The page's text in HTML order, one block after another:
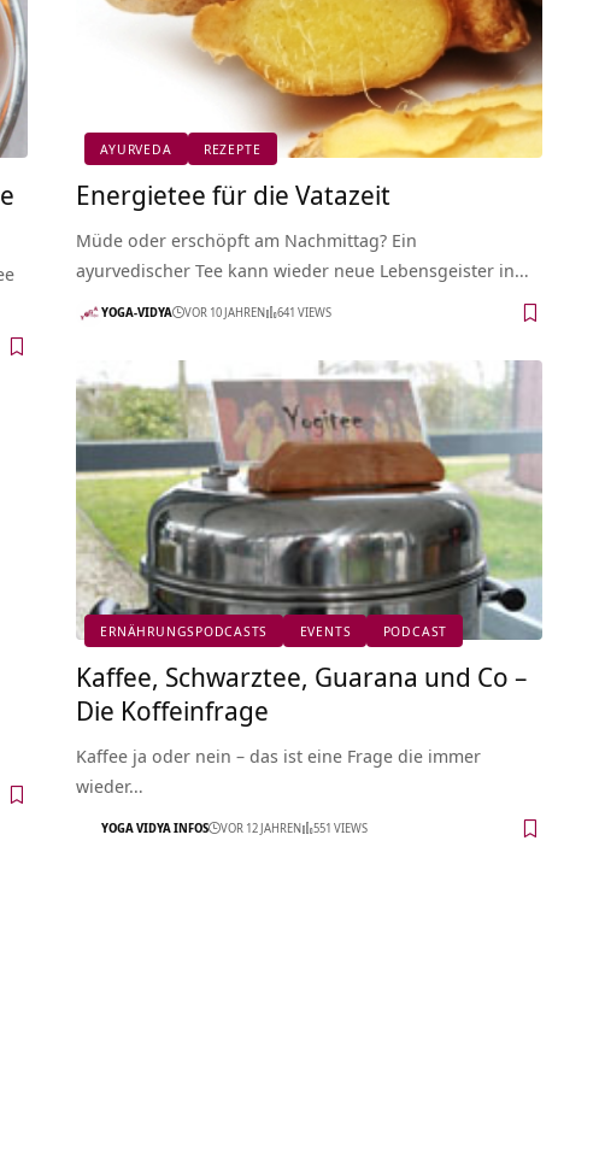
AYURVEDA REZEPTE
Energietee für die Vatazeit
Müde oder erschöpft am Nachmittag? Ein
ayurvedischer Tee kann wieder neue Lebensgeister in…
YOGA-VIDYA VOR 10 JAHREN 641 VIEWS
ERNÄHRUNGSPODCASTS EVENTS PODCAST
Kaffee, Schwarztee, Guarana und Co –
Die Koffeinfrage
Kaffee ja oder nein – das ist eine Frage die immer
wieder…
YOGA VIDYA INFOS VOR 12 JAHREN 551 VIEWS